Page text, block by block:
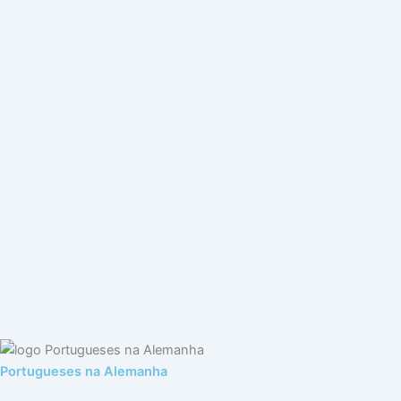
Portugueses na Alemanha